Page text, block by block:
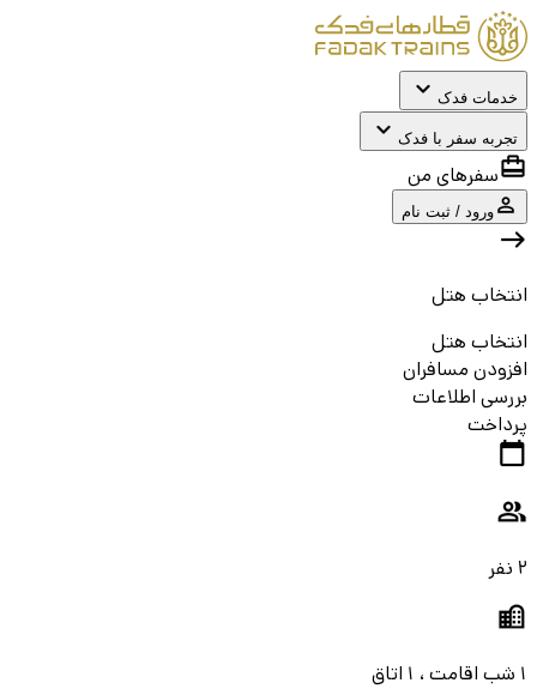
خدمات فدک
تجربه سفر با فدک
سفرهای من
ورود / ثبت نام
انتخاب هتل
انتخاب هتل
افزودن مسافران
بررسی اطلاعات
پرداخت
2 نفر
1 شب اقامت ، 1 اتاق